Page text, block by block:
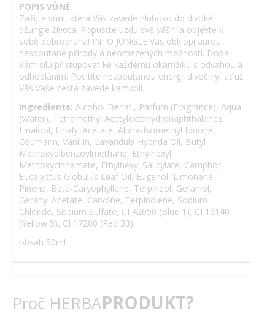
POPIS VŮNĚ
Zažijte vůni, která Vás zavede hluboko do divoké
džungle života. Popusťte uzdu své vášni a objevte v
sobě dobrodruha! INTO JUNGLE Vás obklopí aurou
nespoutané přírody a neomezených možností. Dodá
Vám sílu přistupovat ke každému okamžiku s odvahou a
odhodláním. Pocítíte nespoutanou energii divočiny, ať už
Vás Vaše cesta zavede kamkoli...
Ingredients: Alcohol Denat., Parfum (Fragrance), Aqua
(Water), Tetramethyl Acetyloctahydronaphthalenes,
Linalool, Linalyl Acetate, Alpha-Isomethyl Ionone,
Coumarin, Vanillin, Lavandula Hybrida Oil, Butyl
Methoxydibenzoylmethane, Ethylhexyl
Methoxycinnamate, Ethylhexyl Salicylate, Camphor,
Eucalyptus Globulus Leaf Oil, Eugenol, Limonene,
Pinene, Beta-Caryophyllene, Terpineol, Geraniol,
Geranyl Acetate, Carvone, Terpinolene, Sodium
Chloride, Sodium Sulfate, CI 42090 (Blue 1), CI 19140
(Yellow 5), CI 17200 (Red 33)
obsah 50ml
Proč HERBAPRODUKT?